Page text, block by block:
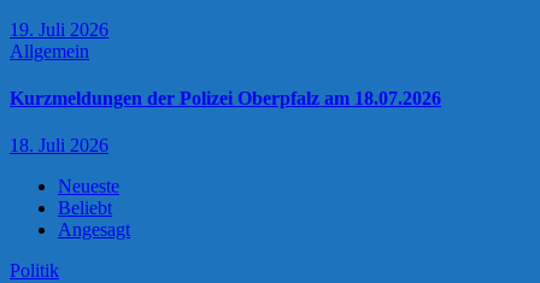
19. Juli 2026
Allgemein
Kurzmeldungen der Polizei Oberpfalz am 18.07.2026
18. Juli 2026
Neueste
Beliebt
Angesagt
Politik